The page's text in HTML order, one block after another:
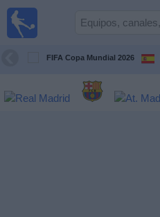
FIFA Copa Mundial 2026
Guía de
Televisados